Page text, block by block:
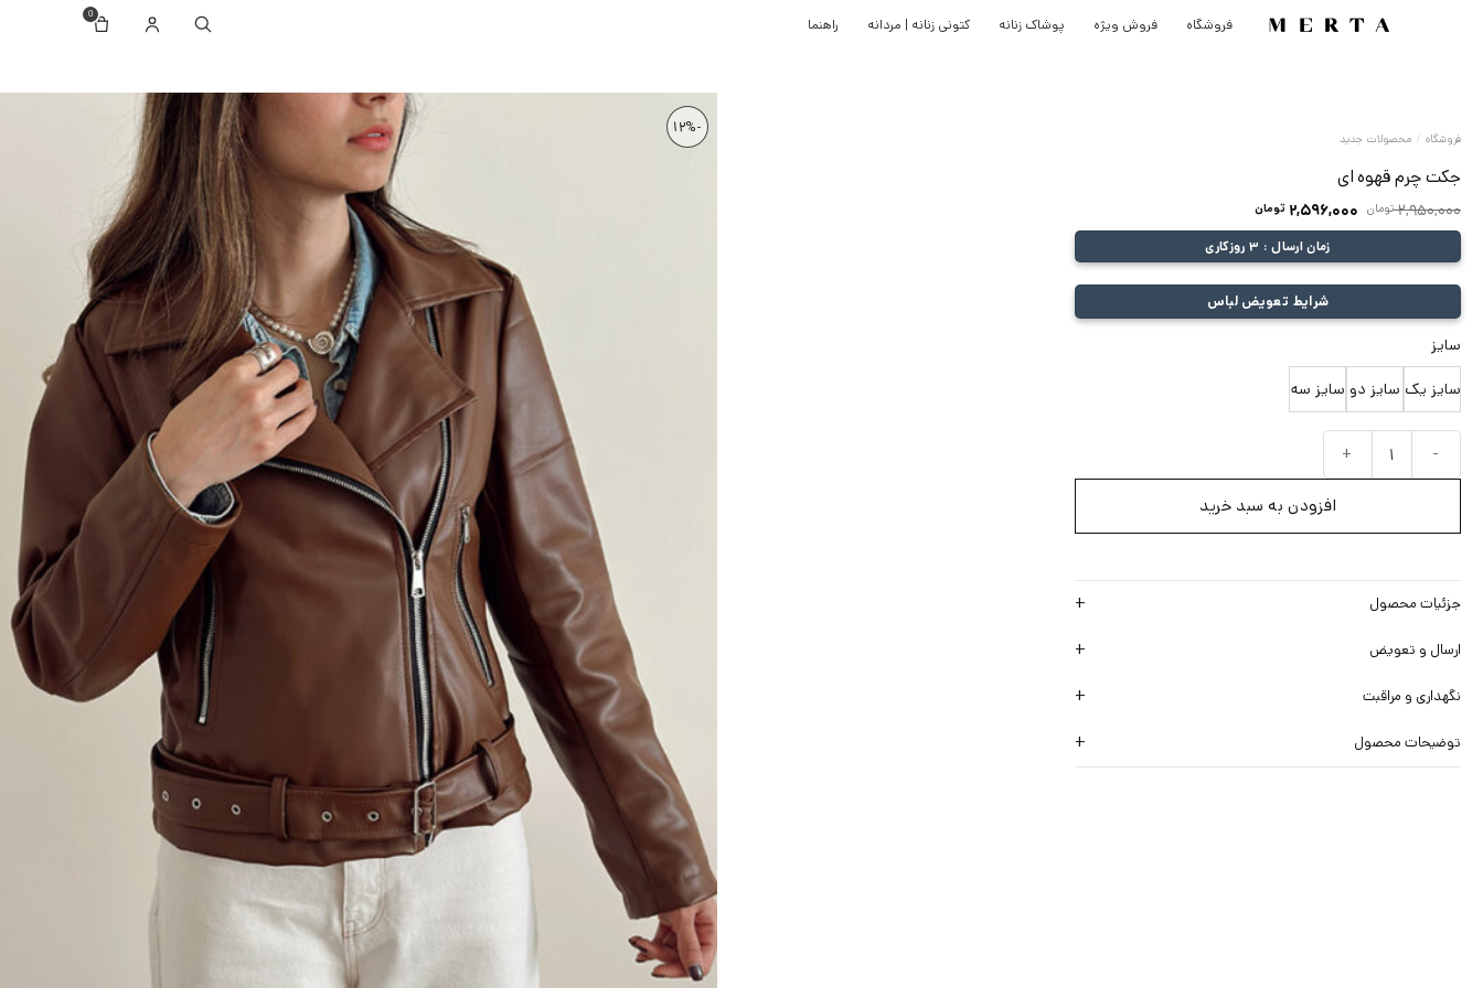
فروشگاه فروش ویژه پوشاک زنانه کتونی زنانه | مردانه راهنما
-12%
فروشگاه / محصولات جدید
جکت چرم قهوه ای
2,950,000 تومان قیمت
اصلی:
2,950,000 تومان
بود.
2,596,000 تومانقیمت
فعلی:
2,596,000 تومان. زمان ارسال : 3 روزکاری
شرایط تعویض لباس
سایز
سایز یک سایز دو سایز سه
افزودن به سبد خرید
جزئیات محصول
ارسال و تعویض
نگهداری و مراقبت
توضیحات محصول